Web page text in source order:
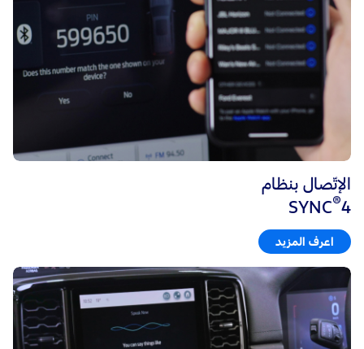
الإتّصال بنظام
SYNC®4
اعرف المزيد